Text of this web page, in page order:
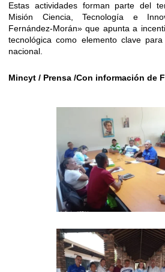
Estas actividades forman parte del
Misión Ciencia, Tecnología e
Fernández-Morán» que apunta a
tecnológica como elemento clave
nacional.
Mincyt / Prensa /Con información de